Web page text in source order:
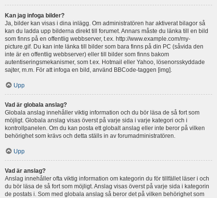
Kan jag infoga bilder?
Ja, bilder kan visas i dina inlägg. Om administratören har aktiverat bilagor så
kan du ladda upp bilderna direkt till forumet. Annars måste du länka till en bild
som finns på en offentlig webbserver, t.ex. http://www.example.com/my-
picture.gif. Du kan inte länka till bilder som bara finns på din PC (såvida den
inte är en offentlig webbserver) eller till bilder som finns bakom
autentiseringsmekanismer, som t.ex. Hotmail eller Yahoo, lösenorsskyddade
sajter, m.m. För att infoga en bild, använd BBCode-taggen [img].
Upp
Vad är globala anslag?
Globala anslag innehåller viktig information och du bör läsa de så fort som
möjligt. Globala anslag visas överst på varje sida i varje kategori och i
kontrollpanelen. Om du kan posta ett globalt anslag eller inte beror på vilken
behörighet som krävs och detta ställs in av forumadministratören.
Upp
Vad är anslag?
Anslag innehåller ofta viktig information om kategorin du för tillfället läser i och
du bör läsa de så fort som möjligt. Anslag visas överst på varje sida i kategorin
de postats i. Som med globala anslag så beror det på vilken behörighet som